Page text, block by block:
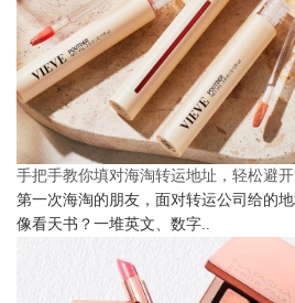
手把手教你填对海淘转运地址，轻松避开
第一次海淘的朋友，面对转运公司给的
像看天书？一堆英文、数字..